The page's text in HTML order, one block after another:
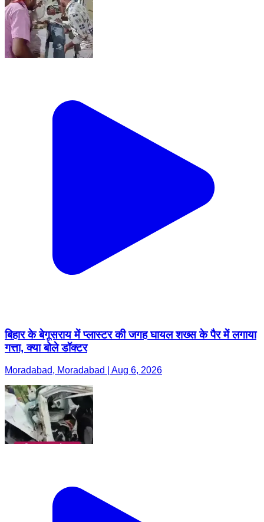
बिहार के बेगूसराय में प्लास्टर की जगह घायल शख्स के पैर में लगाया
गत्ता, क्या बोले डॉक्टर
Moradabad, Moradabad | Aug 6, 2026